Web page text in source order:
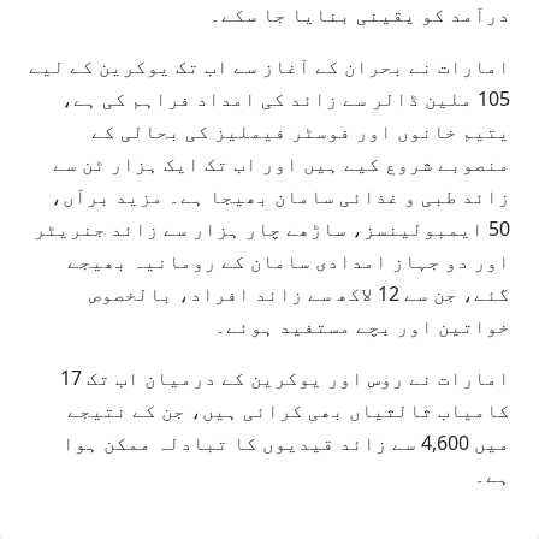
درآمد کو یقینی بنایا جا سکے۔
امارات نے بحران کے آغاز سے اب تک یوکرین کے لیے
105 ملین ڈالر سے زائد کی امداد فراہم کی ہے،
یتیم خانوں اور فوسٹر فیملیز کی بحالی کے
منصوبے شروع کیے ہیں اور اب تک ایک ہزار ٹن سے
زائد طبی و غذائی سامان بھیجا ہے۔ مزید برآں،
50 ایمبولینسز، ساڑھے چار ہزار سے زائد جنریٹر
اور دو جہاز امدادی سامان کے رومانیہ بھیجے
گئے، جن سے 12 لاکھ سے زائد افراد، بالخصوص
خواتین اور بچے مستفید ہوئے۔
امارات نے روس اور یوکرین کے درمیان اب تک 17
کامیاب ثالثیاں بھی کرائی ہیں، جن کے نتیجے
میں 4,600 سے زائد قیدیوں کا تبادلہ ممکن ہوا
ہے۔